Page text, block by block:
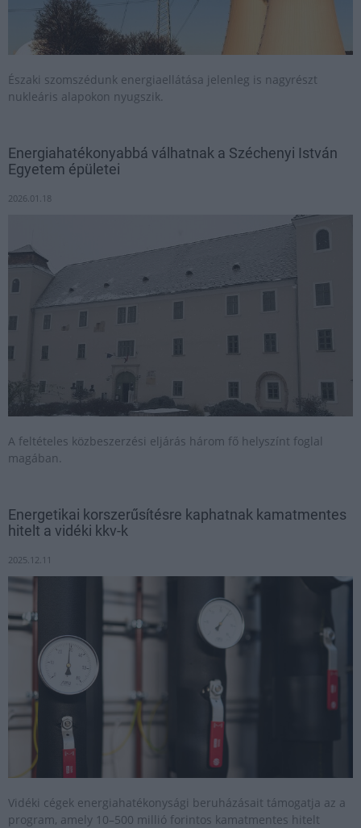
Északi szomszédunk energiaellátása jelenleg is nagyrészt
nukleáris alapokon nyugszik.
Energiahatékonyabbá válhatnak a Széchenyi István
Egyetem épületei
2026.01.18
A feltételes közbeszerzési eljárás három fő helyszínt foglal
magában.
Energetikai korszerűsítésre kaphatnak kamatmentes
hitelt a vidéki kkv-k
2025.12.11
Vidéki cégek energiahatékonysági beruházásait támogatja az a
program, amely 10–500 millió forintos kamatmentes hitelt